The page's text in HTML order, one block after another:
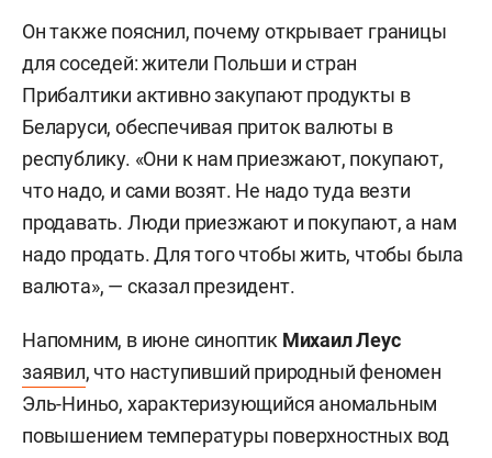
Он также пояснил, почему открывает границы
для соседей: жители Польши и стран
Прибалтики активно закупают продукты в
Беларуси, обеспечивая приток валюты в
республику. «Они к нам приезжают, покупают,
что надо, и сами возят. Не надо туда везти
продавать. Люди приезжают и покупают, а нам
надо продать. Для того чтобы жить, чтобы была
валюта», — сказал президент.
Напомним, в июне синоптик Михаил Леус
заявил, что наступивший природный феномен
Эль-Ниньо, характеризующийся аномальным
повышением температуры поверхностных вод